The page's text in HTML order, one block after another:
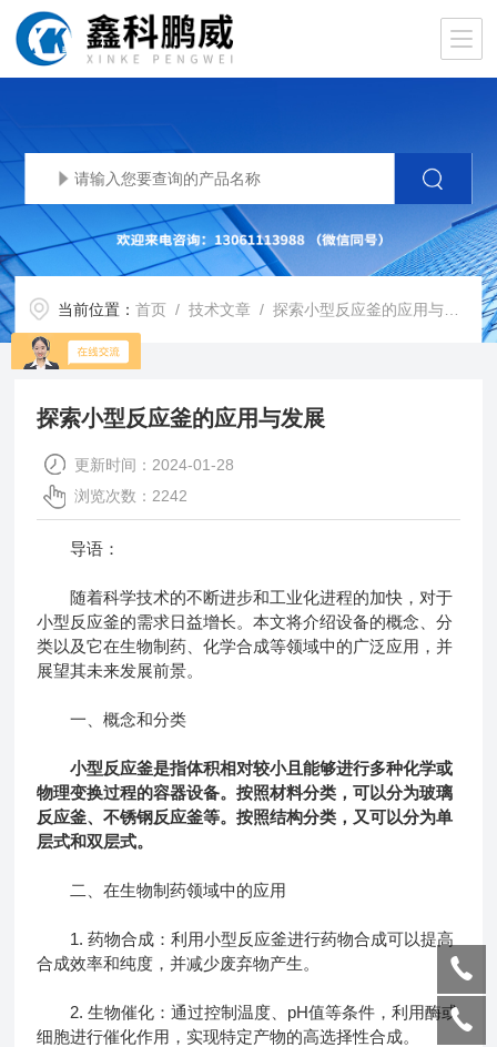
当前位置：首页 /技术文章 / 探索小型反应釜的应用与发展
探索小型反应釜的应用与发展
更新时间：2024-01-28
浏览次数：2242
导语：
随着科学技术的不断进步和工业化进程的加快，对于
小型反应釜的需求日益增长。本文将介绍设备的概念、分
类以及它在生物制药、化学合成等领域中的广泛应用，并
展望其未来发展前景。
一、概念和分类
小型反应釜是指体积相对较小且能够进行多种化学或
物理变换过程的容器设备。按照材料分类，可以分为玻璃
反应釜、不锈钢反应釜等。按照结构分类，又可以分为单
层式和双层式。
二、在生物制药领域中的应用
1. 药物合成：利用小型反应釜进行药物合成可以提高
合成效率和纯度，并减少废弃物产生。
2. 生物催化：通过控制温度、pH值等条件，利用酶或
细胞进行催化作用，实现特定产物的高选择性合成。